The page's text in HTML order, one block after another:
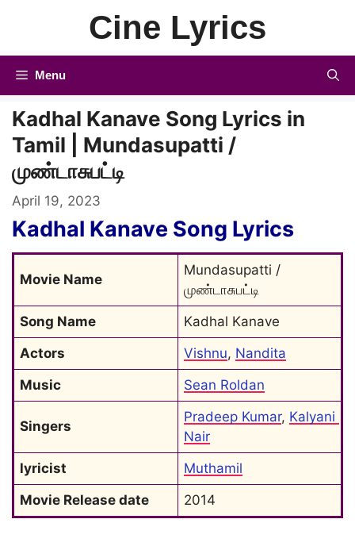
Cine Lyrics
Menu
Kadhal Kanave Song Lyrics in
Tamil | Mundasupatti /
முண்டாசுபட்டி
April 19, 2023
Kadhal Kanave Song Lyrics
Movie Name
Mundasupatti /
முண்டாசுபட்டி
Song Name
Kadhal Kanave
Actors
Vishnu, Nandita
Music
Sean Roldan
Singers
Pradeep Kumar, Kalyani
Nair
lyricist
Muthamil
Movie Release date
2014